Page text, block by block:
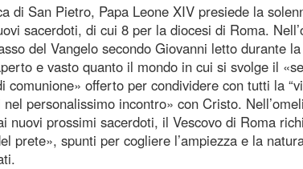
di San Pietro, Papa Leone XIV presiede la
sacerdoti, di cui 8 per la diocesi di Roma.
del Vangelo secondo Giovanni letto durante
e vasto quanto il mondo in cui si svolge il
comunione» offerto per condividere con tutti la
nel personalissimo incontro» con Cristo.
nuovi prossimi sacerdoti, il Vescovo di Roma
prete», spunti per cogliere l’ampiezza e la